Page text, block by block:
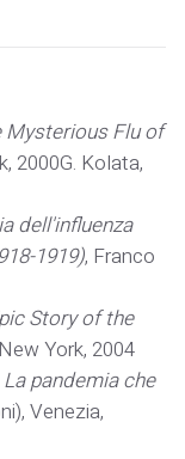
Mysterious Flu of
2000G. Kolata,
dell'influenza
1919), Franco
Story of the
York, 2004
La pandemia che
Venezia,